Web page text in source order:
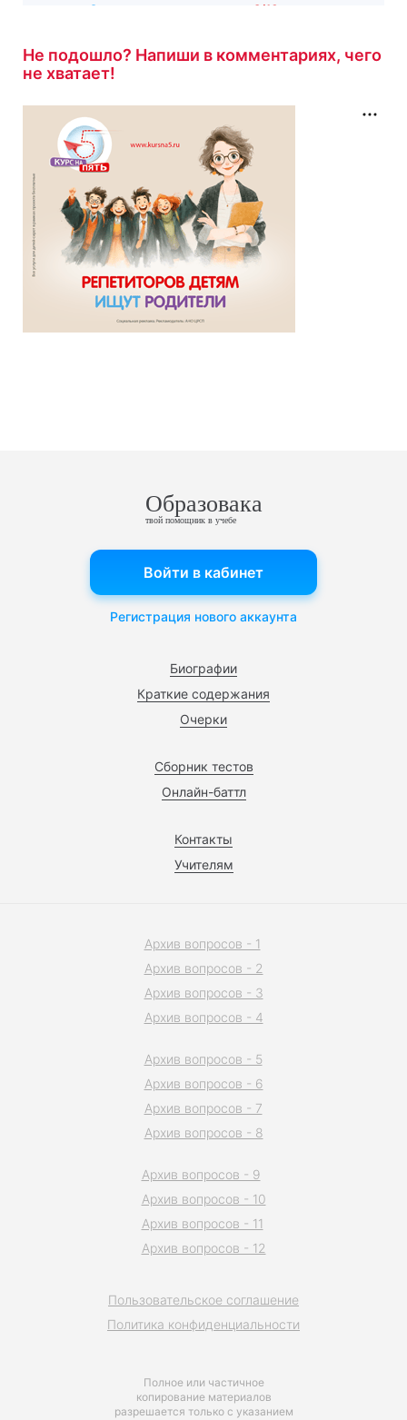
Стругацкие
8/10
Не подошло? Напиши в комментариях, чего
не хватает!
Образовака
твой помощник в учебе
Биографии
Краткие содержания
Очерки
Сборник тестов
Онлайн-баттл
Контакты
Учителям
Войти в кабинет
Регистрация нового аккаунта
Полное или частичное
копирование материалов
разрешается только с указанием
Пользовательское соглашение
Политика конфиденциальности
Архив вопросов - 1
Архив вопросов - 2
Архив вопросов - 3
Архив вопросов - 4
Архив вопросов - 5
Архив вопросов - 6
Архив вопросов - 7
Архив вопросов - 8
Архив вопросов - 9
Архив вопросов - 10
Архив вопросов - 11
Архив вопросов - 12